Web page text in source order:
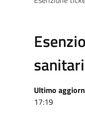
Ultimo
17:19